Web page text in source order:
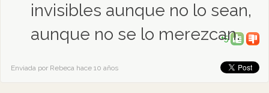
invisibles aunque no lo sean,
aunque no se lo merezcan.
+5
Enviada por Rebeca hace 10 años